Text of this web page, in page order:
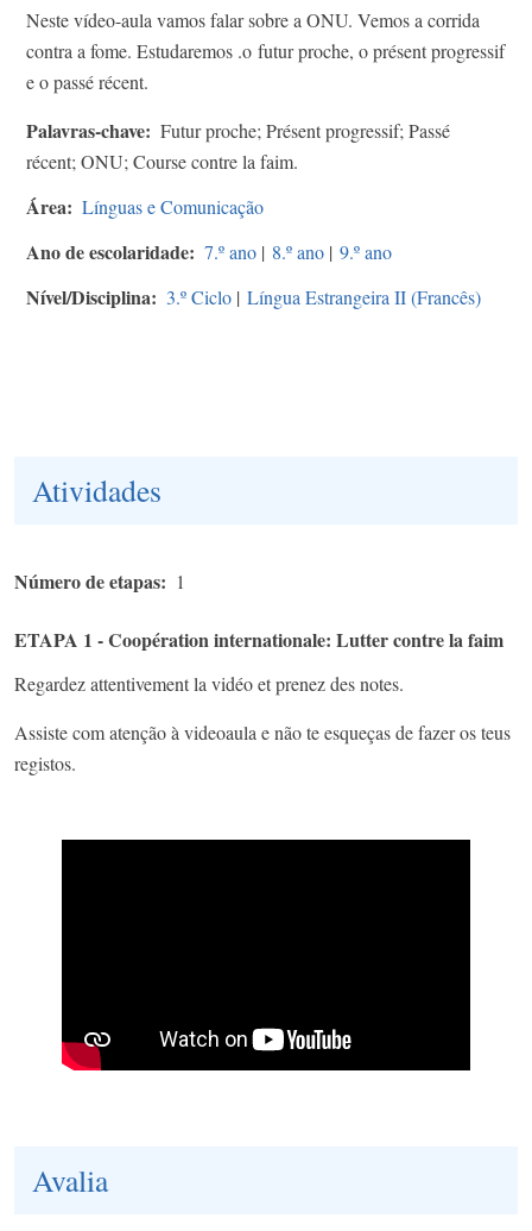
Neste vídeo-aula vamos falar sobre a ONU. Vemos a corrida
contra a fome. Estudaremos .o futur proche, o présent progressif
e o passé récent.
Palavras-chave
Futur proche; Présent progressif; Passé
récent; ONU; Course contre la faim.
Área Línguas e Comunicação
Ano de escolaridade 7.º ano | 8.º ano | 9.º ano
Nível/Disciplina 3.º Ciclo | Língua Estrangeira II (Francês)
Atividades
Número de etapas 1
ETAPA 1 - Coopération internationale: Lutter contre la faim
Regardez attentivement la vidéo et prenez des notes.
Assiste com atenção à videoaula e não te esqueças de fazer os teus
registos.
Avalia